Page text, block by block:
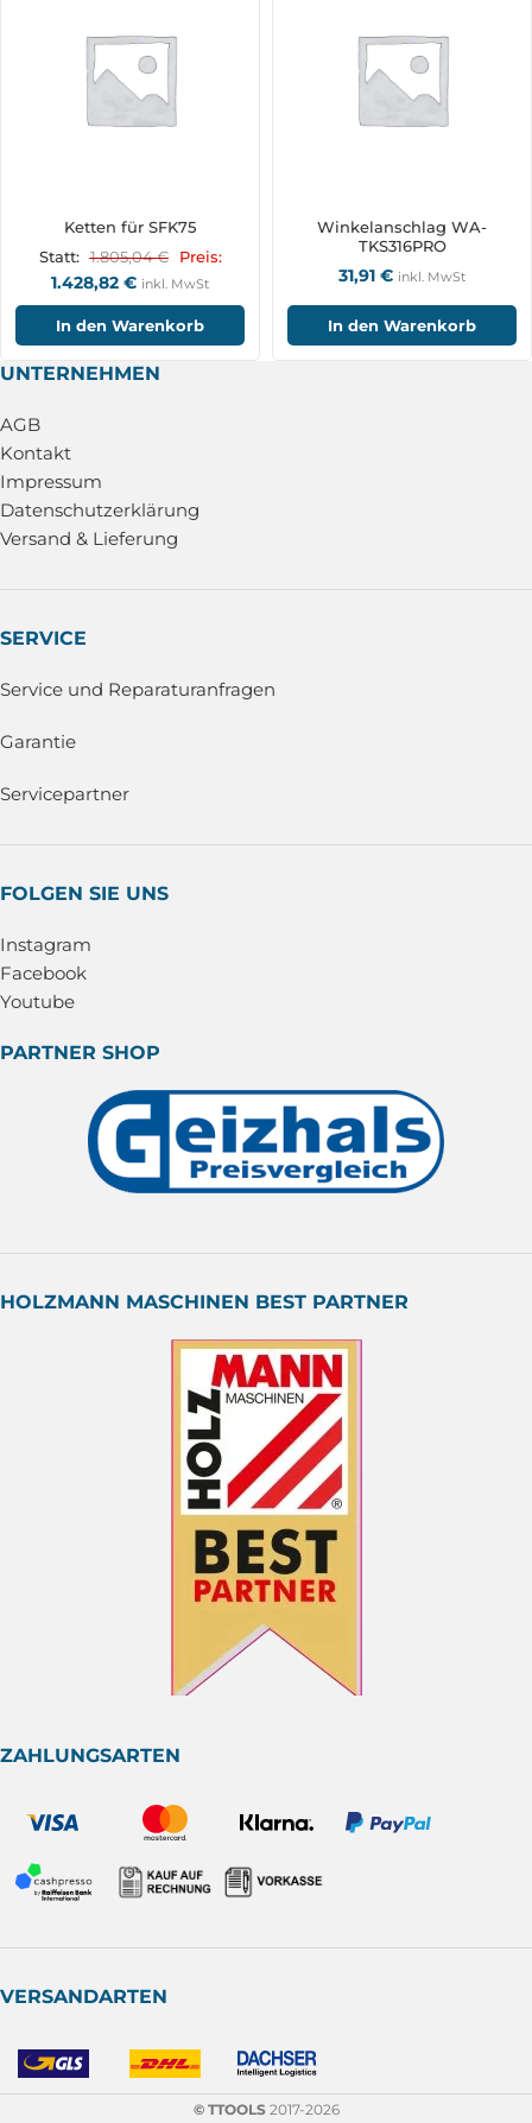
Ketten für SFK75
Statt: 1.805,04€ Preis:
1.428,82 € inkl. MwSt
In den Warenkorb
Winkelanschlag WA-
TKS316PRO
31,91 € inkl. MwSt
In den Warenkorb
UNTERNEHMEN
AGB
Kontakt
Impressum
Datenschutzerklärung
Versand & Lieferung
SERVICE
Service und Reparaturanfragen
Garantie
Servicepartner
FOLGEN SIE UNS
Instagram
Facebook
Youtube
PARTNER SHOP
HOLZMANN MASCHINEN BEST PARTNER
ZAHLUNGSARTEN
VERSANDARTEN
© TTOOLS 2017-2026